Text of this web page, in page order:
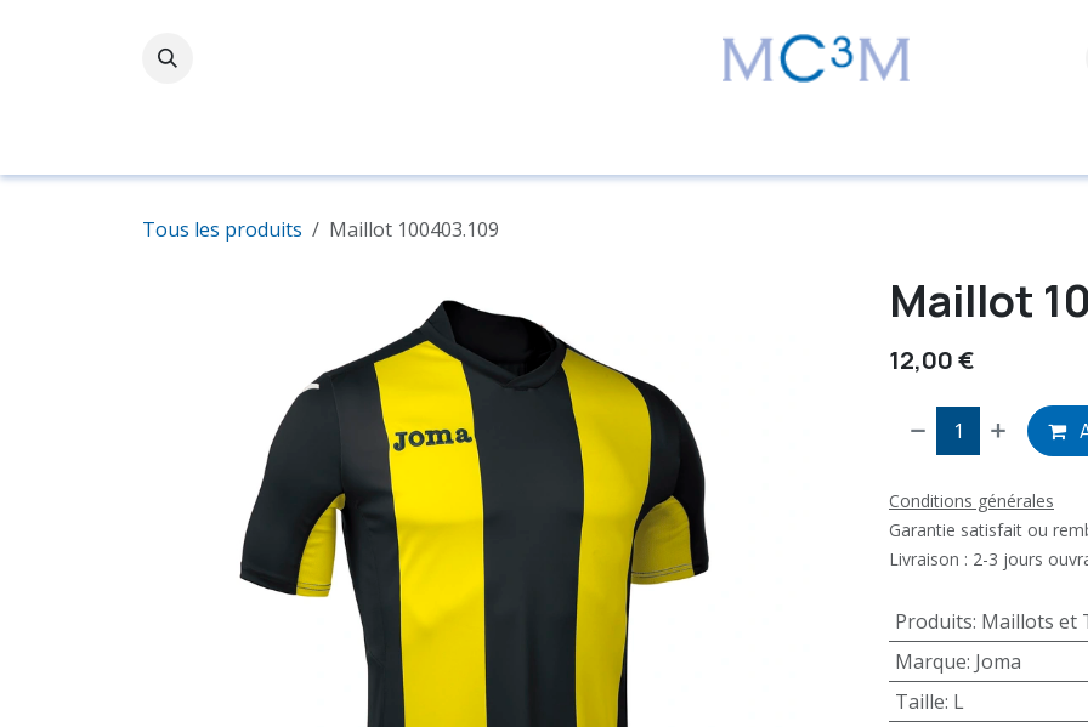
Tous les produits Maillot 100403.109
Maillot
12,00€
Conditions générales
Garantie satisfait ou
Livraison : 2-3 jours
Produits: Maillots et
Marque: Joma
Taille: L